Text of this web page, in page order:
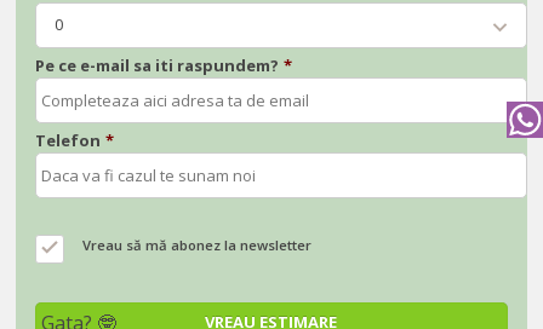
0
Pe ce e-mail sa iti raspundem? *
Telefon *
Vreau să mă abonez la newsletter